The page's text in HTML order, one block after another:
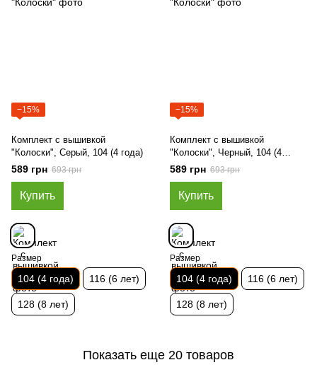
−15%
Комплект с вышивкой
"Колоски", Серый, 104 (4 года)
589 грн 693 грн
Купить
Размер
104 (4 года) 116 (6 лет)
128 (8 лет)
−15%
Комплект с вышивкой
"Колоски", Черный, 104 (4
года)
589 грн 693 грн
Купить
Размер
104 (4 года) 116 (6 лет)
128 (8 лет)
Показать еще 20 товаров